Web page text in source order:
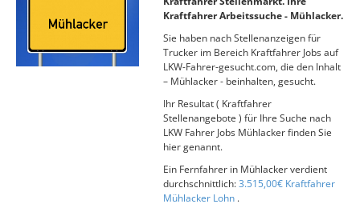
Kraftfahrer Arbeitssuche - Mühlacker.
Sie haben nach Stellenanzeigen für
Trucker im Bereich Kraftfahrer Jobs auf
LKW-Fahrer-gesucht.com, die den Inhalt
– Mühlacker - beinhalten, gesucht.
Ihr Resultat ( Kraftfahrer
Stellenangebote ) für Ihre Suche nach
LKW Fahrer Jobs Mühlacker finden Sie
hier genannt.
Ein Fernfahrer in Mühlacker verdient
durchschnittlich:3.515,00€ Kraftfahrer
Mühlacker Lohn .